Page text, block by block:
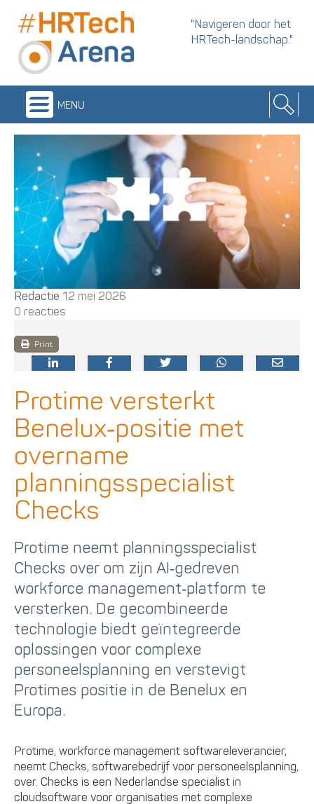
"Navigeren door het
HRTech-landschap."
menu
Redactie 12 mei 2026
0 reacties
Print
Protime versterkt
Benelux‑positie met
overname
planningsspecialist
Checks
Protime neemt planningsspecialist
Checks over om zijn AI‑gedreven
workforce management‑platform te
versterken. De gecombineerde
technologie biedt geïntegreerde
oplossingen voor complexe
personeelsplanning en verstevigt
Protimes positie in de Benelux en
Europa.
Protime, workforce management softwareleverancier,
neemt Checks, softwarebedrijf voor personeelsplanning,
over. Checks is een Nederlandse specialist in
cloudsoftware voor organisaties met complexe